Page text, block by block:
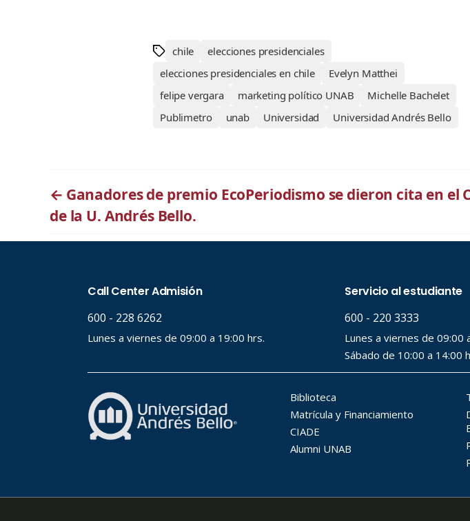
chile
elecciones presidenciales
elecciones presidenciales en chile
Evelyn Matthei
felipe vergara
marketing político UNAB
Michelle Bachelet
Publimetro
unab Universidad Universidad Andrés Bello
← Ganadores de premio EcoPeriodismo se dieron cita en el
de la U. Andrés Bello.